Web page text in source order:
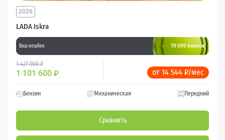
LADA Iskra
2026
Ваш кешбек 10 000 баллов
1 427 000 ₽
1 101 600 ₽ от 14 544 ₽/мес
Бензин Механическая Передний
Сравнить